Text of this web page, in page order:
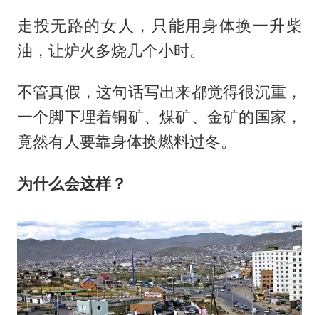
走投无路的女人，只能用身体换一升柴
油，让炉火多烧几个小时。
不管真假，这句话写出来都觉得很沉重，
一个脚下埋着铜矿、煤矿、金矿的国家，
竟然有人要靠身体换燃料过冬。
为什么会这样？